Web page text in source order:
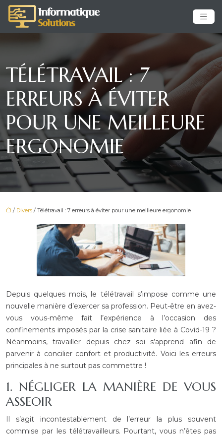
TÉLÉTRAVAIL : 7
ERREURS À ÉVITER
POUR UNE MEILLEURE
ERGONOMIE
/ Divers / Télétravail : 7 erreurs à éviter pour une meilleure ergonomie
Depuis quelques mois, le télétravail s’impose comme une
nouvelle manière d’exercer sa profession. Peut-être en avez-
vous vous-même fait l’expérience à l’occasion des
confinements imposés par la crise sanitaire liée à Covid-19 ?
Néanmoins, travailler depuis chez soi s’apprend afin de
parvenir à concilier confort et productivité. Voici les erreurs
principales à ne surtout pas commettre !
1. NÉGLIGER LA MANIÈRE DE VOUS
ASSEOIR
Il s’agit incontestablement de l’erreur la plus souvent
commise par les télétravailleurs. Pourtant, vous n’êtes pas